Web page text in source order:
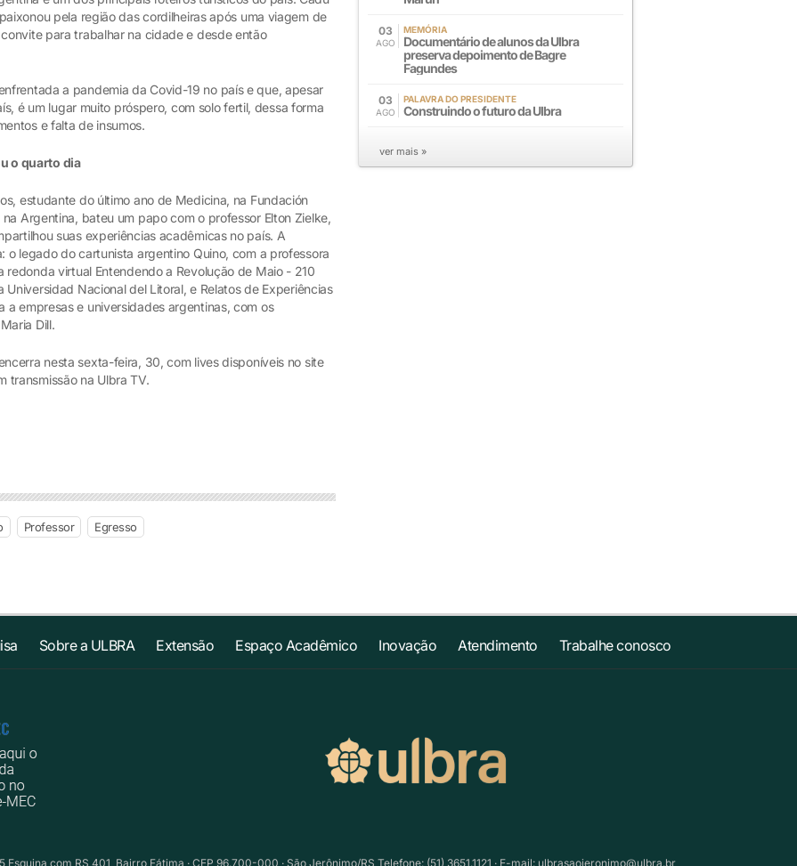
pela região das cordilheiras após uma viagem de
para trabalhar na cidade e desde então
a pandemia da Covid-19 no país e que, apesar
é um lugar muito próspero, com solo fertil, dessa forma
e falta de insumos.
o quarto dia
estudante do último ano de Medicina, na Fundación
Argentina, bateu um papo com o professor Elton Zielke,
suas experiências acadêmicas no país. A
legado do cartunista argentino Quino, com a professora
redonda virtual Entendendo a Revolução de Maio - 210
Nacional del Litoral, e Relatos de Experiências
empresas e universidades argentinas, com os
Dill.
nesta sexta-feira, 30, com lives disponíveis no site
transmissão na Ulbra TV.
Professor Egresso
03
AGO
MEMÓRIA
Documentário de alunos da Ulbra
preserva depoimento de Bagre
Fagundes
03
AGO
PALAVRA DO PRESIDENTE
Construindo o futuro da Ulbra
ver mais »
Sobre a ULBRA Extensão Espaço Acadêmico Inovação Atendimento Trabalhe conosco
com RS 401, Bairro Fátima · CEP 96.700-000 · São Jerônimo/RS Telefone: (51) 3651.1121 · E-mail: ulbrasaojeronimo@ulbra.br